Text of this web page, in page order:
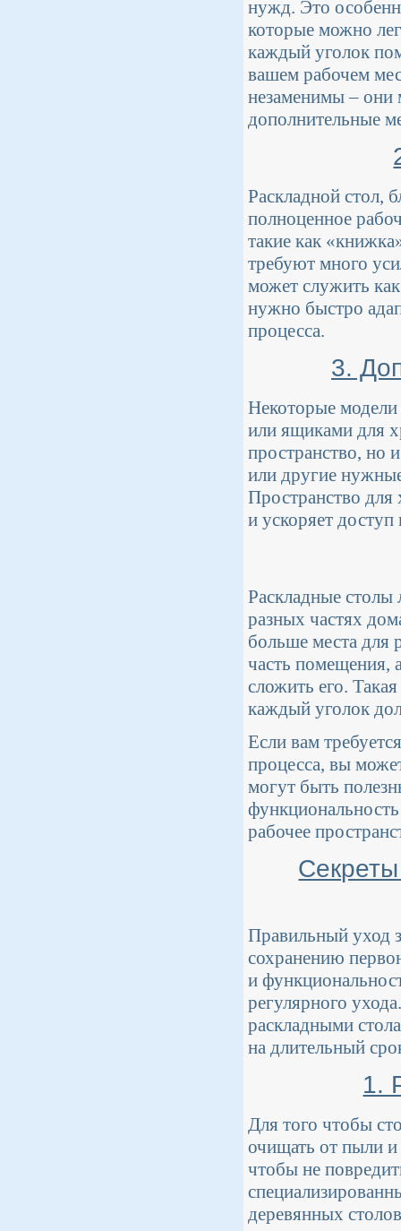
нужд. Это
которые можно
каждый уголок
вашем рабочем
незаменимы – они
дополнительные
Раскладной стол,
полноценное
такие как
требуют много
может служить
нужно быстро
процесса.
3.
Некоторые
или ящиками для
пространство, но
или другие
Пространство для
и ускоряет
Раскладные столы
разных частях
больше места для
часть помещения,
сложить его.
каждый уголок
Если вам
процесса, вы
могут быть
рабочее
Правильный уход
сохранению
и
регулярного
раскладными
на длительный
1.
Для того чтобы
очищать от пыли
чтобы не
деревянных